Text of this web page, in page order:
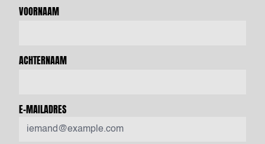
VOORNAAM
ACHTERNAAM
E-MAILADRES